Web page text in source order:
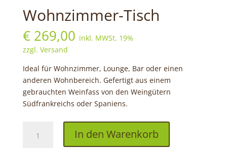
Wohnzimmer-Tisch
€ 269,00 inkl. MWSt. 19%
zzgl. Versand
Ideal für Wohnzimmer, Lounge, Bar oder einen
anderen Wohnbereich. Gefertigt aus einem
gebrauchten Weinfass von den Weingütern
Südfrankreichs oder Spaniens.
Tisch
In den Warenkorb